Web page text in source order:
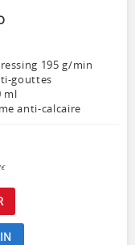
195 g/min
gouttes
ml
anti-calcaire